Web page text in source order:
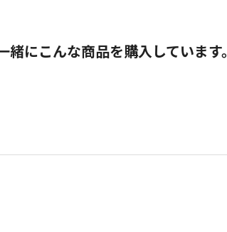
にこんな商品を購入しています。